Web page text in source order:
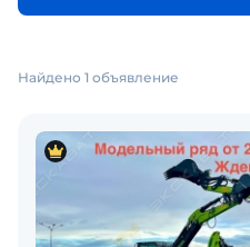
Найдено 1 объявление